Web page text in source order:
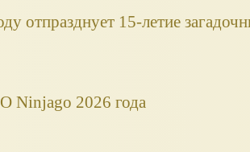
отпразднует 15-летие
Ninjago 2026 года